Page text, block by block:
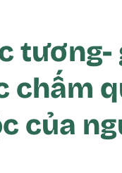
tương-
chấm
của